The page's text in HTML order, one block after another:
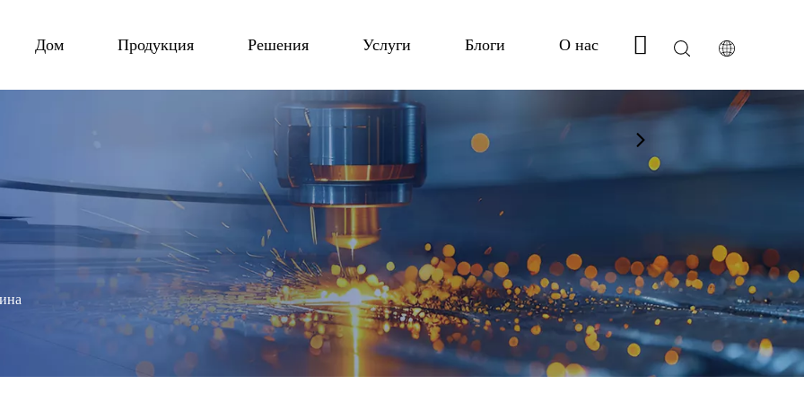
Дом Продукция Решения Услуги Блоги О нас Связаться с нами